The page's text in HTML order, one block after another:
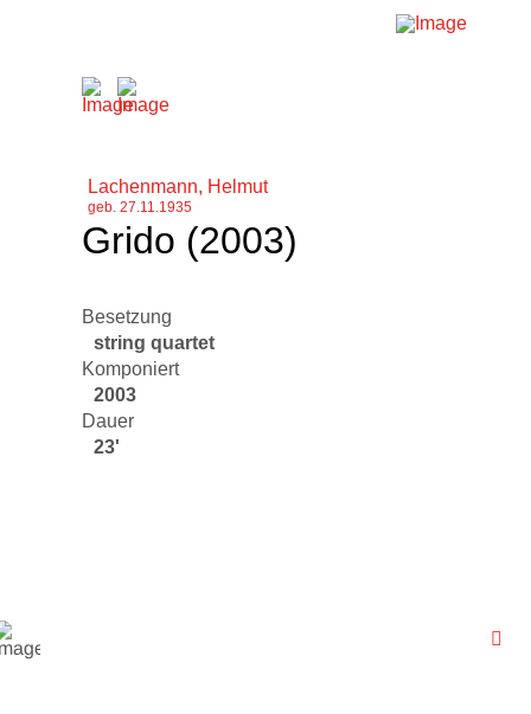
Lachenmann, Helmut
geb. 27.11.1935
Grido (2003)
Besetzung
string quartet
Komponiert
2003
Dauer
23'